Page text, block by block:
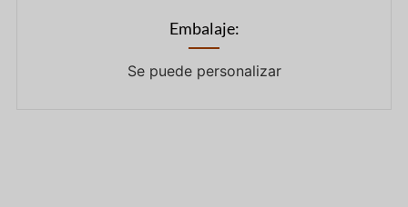
Embalaje:
Se puede personalizar